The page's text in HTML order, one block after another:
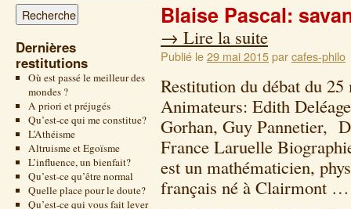
Dernières
restitutions
Où est passé le meilleur des
mondes ?
A priori et préjugés
Qu’est-ce qui me constitue?
L’Athéisme
Altruisme et Egoïsme
L’influence, un bienfait?
Qu’est-ce qu’être normal
Quelle place pour le doute?
Qu’est-ce qui vous fait lever
Blaise Pascal:
→ Lire la suite
Publié le29 mai 2015parcafes-philo
Restitution du débat du
Animateurs: Edith
Gorhan, Guy Pannetier,
France Laruelle
est un mathématicien,
français né à Clairmont